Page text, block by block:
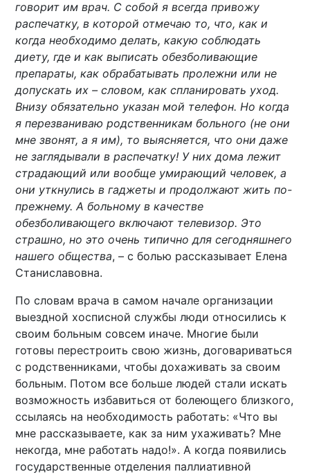
говорит им врач. С собой я всегда привожу
распечатку, в которой отмечаю то, что, как и
когда необходимо делать, какую соблюдать
диету, где и как выписать обезболивающие
препараты, как обрабатывать пролежни или не
допускать их – словом, как спланировать уход.
Внизу обязательно указан мой телефон. Но когда
я перезваниваю родственникам больного (не они
мне звонят, а я им), то выясняется, что они даже
не заглядывали в распечатку! У них дома лежит
страдающий или вообще умирающий человек, а
они уткнулись в гаджеты и продолжают жить по-
прежнему. А больному в качестве
обезболивающего включают телевизор. Это
страшно, но это очень типично для сегодняшнего
нашего общества, – с болью рассказывает Елена
Станиславовна.
По словам врача в самом начале организации
выездной хосписной службы люди относились к
своим больным совсем иначе. Многие были
готовы перестроить свою жизнь, договариваться
с родственниками, чтобы дохаживать за своим
больным. Потом все больше людей стали искать
возможность избавиться от болеющего близкого,
ссылаясь на необходимость работать: «Что вы
мне рассказываете, как за ним ухаживать? Мне
некогда, мне работать надо!». А когда появились
государственные отделения паллиативной